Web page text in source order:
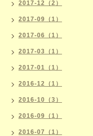
2017-12（2）
2017-09（1）
2017-06（1）
2017-03（1）
2017-01（1）
2016-12（1）
2016-10（3）
2016-09（1）
2016-07（1）